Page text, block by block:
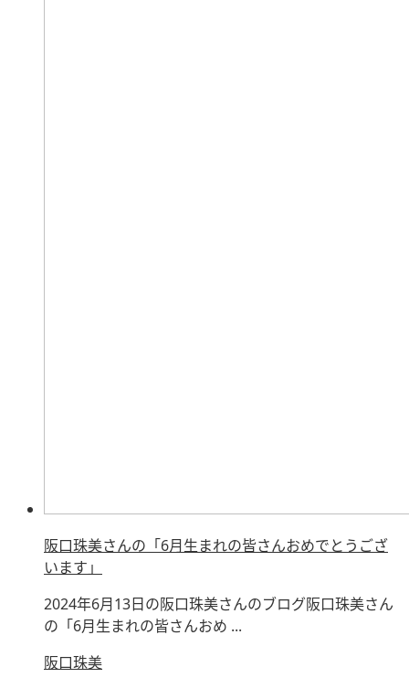
阪口珠美さんの「6月生まれの皆さんおめでとうござ
います」
2024年6月13日の阪口珠美さんのブログ阪口珠美さん
の「6月生まれの皆さんおめ ...
阪口珠美